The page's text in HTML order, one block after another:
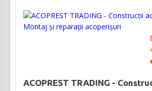
ACOPREST TRADING -